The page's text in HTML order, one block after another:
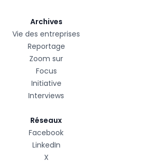
Archives
Vie des entreprises
Reportage
Zoom sur
Focus
Initiative
Interviews
Réseaux
Facebook
LinkedIn
X